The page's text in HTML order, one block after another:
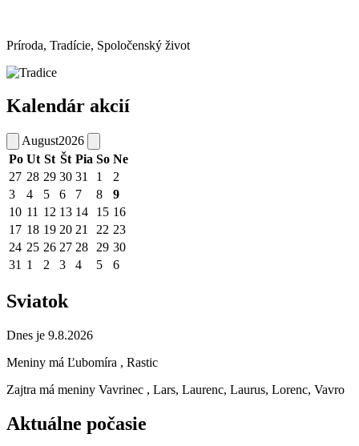
Príroda, Tradície, Spoločenský život
Kalendár akcií
August2026
Po Ut St Št Pia So Ne
27 28 29 30 31 1
2
3
4 5 6 7 8
9
10 11 12 13 14 15 16
17 18 19 20 21 22 23
24 25 26 27 28 29 30
31 1 2 3 4 5 6
Sviatok
Dnes je 9.8.2026
Meniny má Ľubomíra , Rastic
Zajtra má meniny Vavrinec , Lars, Laurenc, Laurus, Lorenc, Vavro
Aktuálne počasie